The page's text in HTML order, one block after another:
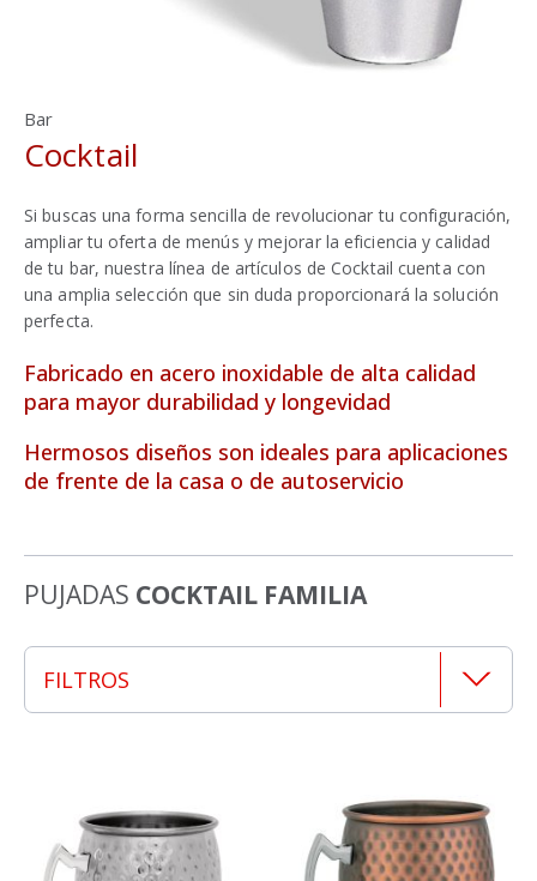
Bar
Cocktail
Si buscas una forma sencilla de revolucionar tu configuración,
ampliar tu oferta de menús y mejorar la eficiencia y calidad
de tu bar, nuestra línea de artículos de Cocktail cuenta con
una amplia selección que sin duda proporcionará la solución
perfecta.
Fabricado en acero inoxidable de alta calidad
para mayor durabilidad y longevidad
Hermosos diseños son ideales para aplicaciones
de frente de la casa o de autoservicio
PUJADAS COCKTAIL FAMILIA
FILTROS